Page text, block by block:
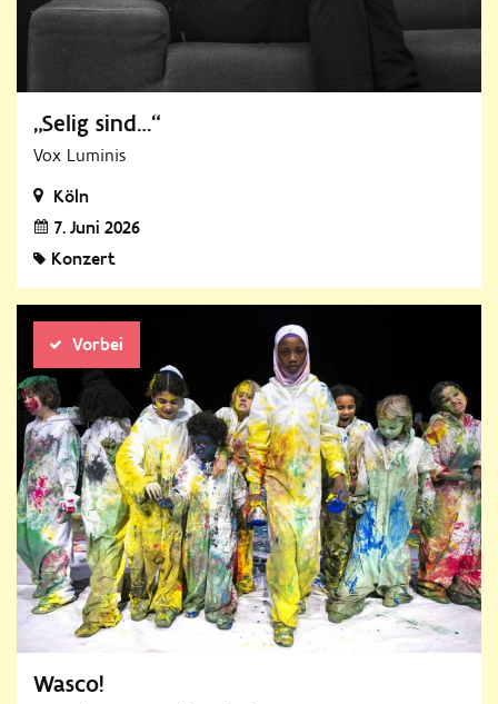
„Selig sind…“
Vox Luminis
Köln
7. Juni 2026
Konzert
Vorbei
Wasco!